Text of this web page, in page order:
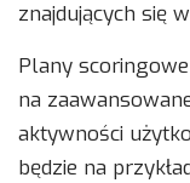
znajdujących się
Plany
na
aktywności
będzie na